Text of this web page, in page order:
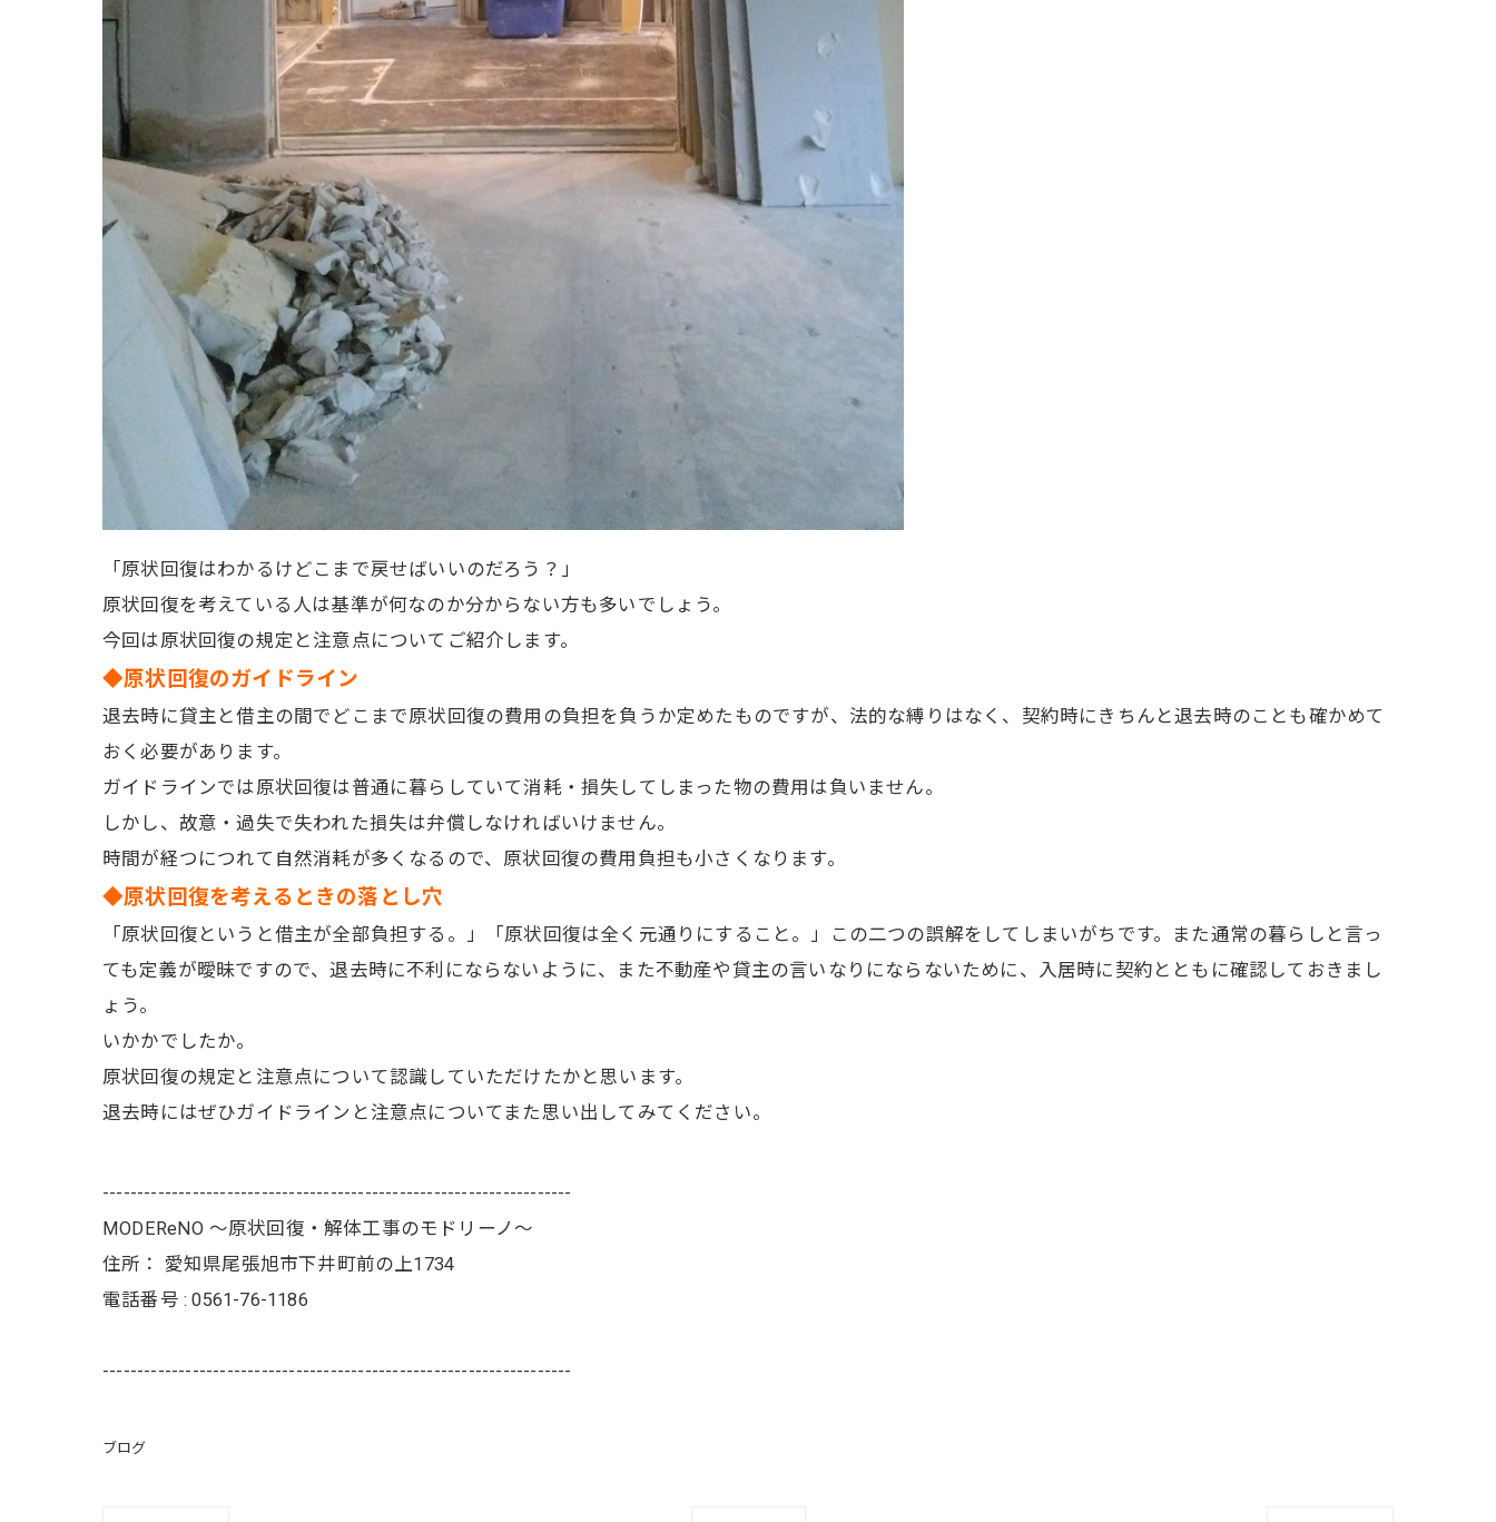
「原状回復はわかるけどこまで戻せばいいのだろう？」
原状回復を考えている人は基準が何なのか分からない方も多いでしょう。
今回は原状回復の規定と注意点についてご紹介します。
◆原状回復のガイドライン
退去時に貸主と借主の間でどこまで原状回復の費用の負担を負うか定めたものですが、法的な縛りはなく、契約時にきちんと退去時のことも確かめて
おく必要があります。
ガイドラインでは原状回復は普通に暮らしていて消耗・損失してしまった物の費用は負いません。
しかし、故意・過失で失われた損失は弁償しなければいけません。
時間が経つにつれて自然消耗が多くなるので、原状回復の費用負担も小さくなります。
◆原状回復を考えるときの落とし穴
「原状回復というと借主が全部負担する。」「原状回復は全く元通りにすること。」この二つの誤解をしてしまいがちです。また通常の暮らしと言っ
ても定義が曖昧ですので、退去時に不利にならないように、また不動産や貸主の言いなりにならないために、入居時に契約とともに確認しておきまし
ょう。
いかかでしたか。
原状回復の規定と注意点について認識していただけたかと思います。
退去時にはぜひガイドラインと注意点についてまた思い出してみてください。
--------------------------------------------------------------------
MODEReNO ～原状回復・解体工事のモドリーノ～
住所： 愛知県尾張旭市下井町前の上1734
電話番号 :0561-76-1186
--------------------------------------------------------------------
ブログ